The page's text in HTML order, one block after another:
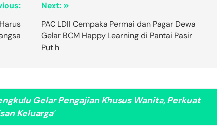
Next:
PAC LDII Cempaka Permai dan Pagar Dewa
Gelar BCM Happy Learning di Pantai Pasir
Putih
Gelar Pengajian Khusus Wanita, Perkuat
Keluarga”